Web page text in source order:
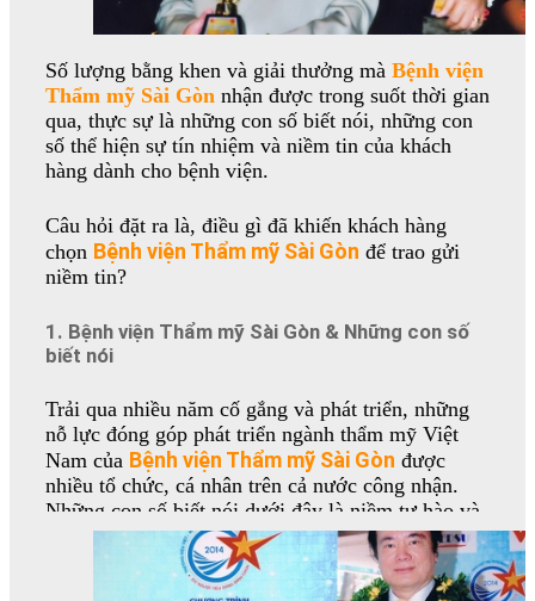
Số lượng bằng khen và giải thưởng mà Bệnh viện
Thẩm mỹ Sài Gòn nhận được trong suốt thời gian
qua, thực sự là những con số biết nói, những con
số thể hiện sự tín nhiệm và niềm tin của khách
hàng dành cho bệnh viện.
Câu hỏi đặt ra là, điều gì đã khiến khách hàng
chọn Bệnh viện Thẩm mỹ Sài Gòn để trao gửi
niềm tin?
1. Bệnh viện Thẩm mỹ Sài Gòn & Những con số
biết nói
Trải qua nhiều năm cố gắng và phát triển, những
nỗ lực đóng góp phát triển ngành thẩm mỹ Việt
Nam của Bệnh viện Thẩm mỹ Sài Gòn được
nhiều tổ chức, cá nhân trên cả nước công nhận.
Những con số biết nói dưới đây là niềm tự hào và
là động lực cố gắng và cố gắng hơn nữa của toàn
thể đội ngũ nhân viên.